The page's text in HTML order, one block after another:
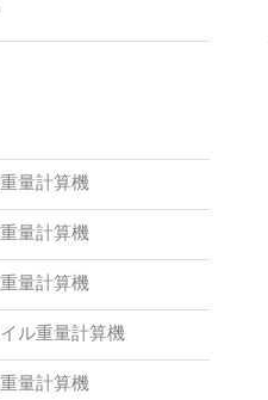
量計算機
量計算機
量計算機
ル重量計算機
量計算機